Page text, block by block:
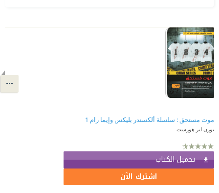
موت مستحق : سلسلة ألكسندر بليكس وإيما رام 1
يورن لير هورست
تحميل الكتاب
اشترك الآن